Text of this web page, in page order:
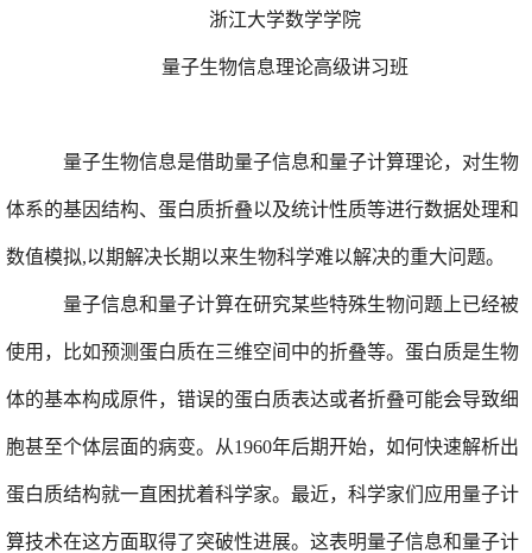
浙江大学数学学院
量子生物信息理论高级讲习班
量子生物信息是借助量子信息和量子计算理论，对生物
体系的基因结构、 蛋白质折叠以及统计性质等进行数据处理和
数值模拟,以期解决长期以来生物科学难以解决的重大问题。
量子信息和量子计算在研究某些特殊生物问题上已经被
使用，比如预测蛋白质在三维空间中的折叠等。蛋白质是生物
体的基本构成原件，错误的蛋白质表达或者折叠可能会导致细
胞甚至个体层面的病变。从1960年后期开始，如何快速解析出
蛋白质结构就一直困扰着科学家。最近，科学家们应用量子计
算技术在这方面取得了突破性进展。这表明量子信息和量子计